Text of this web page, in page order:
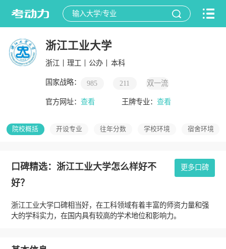
浙江工业大学
浙江 理工 公办 本科
国家战略： 985 211 双一流
官方网址： 查看 王牌专业：查看
院校概括 开设专业 往年分数 学校环境 宿舍环境
口碑精选：浙江工业大学怎么样好不
好？
更多口碑
浙江工业大学口碑相当好，在工科领域有着丰富的师资力量和强
大的学科实力，在国内具有较高的学术地位和影响力。